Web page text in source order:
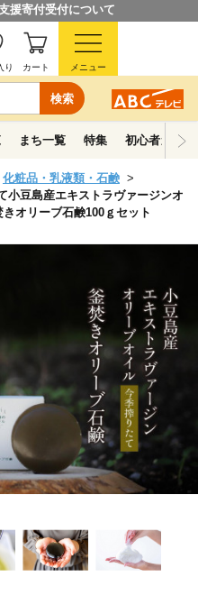
援寄付受付について
検索
り カート メニュー
まち一覧 特集 初心者ガイド
化粧品・乳液類・石鹸
小豆島産エキストラヴァージンオ
オリーブ石鹸100ｇセット